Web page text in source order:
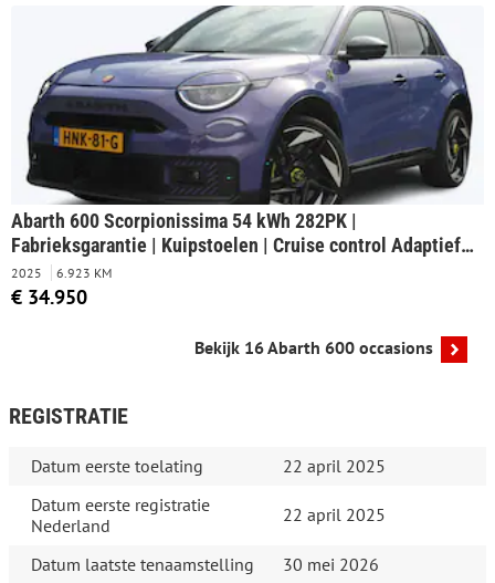
Abarth 600 Scorpionissima 54 kWh 282PK |
Fabrieksgarantie | Kuipstoelen | Cruise control Adaptief |
Apple Carplay/Android Auto | Parkeercamera | Half
leder/alcantara | Voorruit verwarming | Parkeersensoren |
2025 6.923 KM
€ 34.950
Bekijk 16 Abarth 600 occasions
REGISTRATIE
Datum eerste toelating
22 april 2025
Datum eerste registratie
Nederland
22 april 2025
Datum laatste tenaamstelling 30 mei 2026